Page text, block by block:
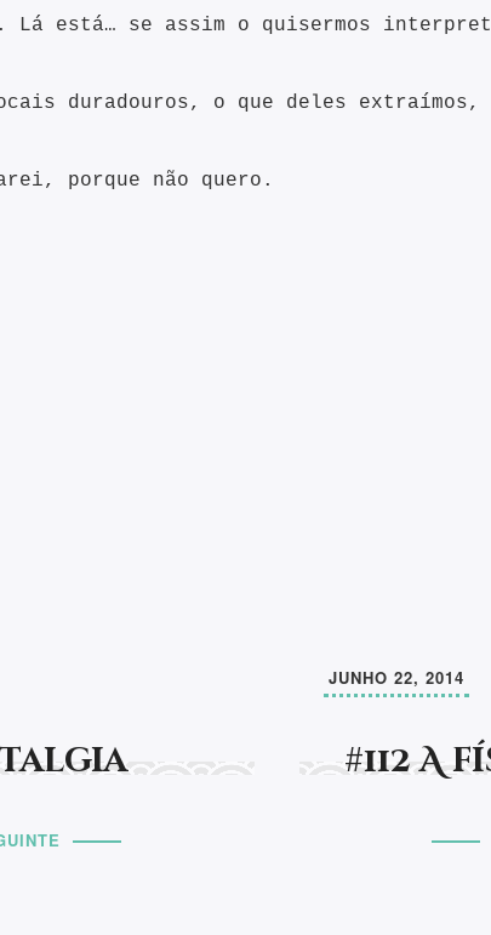
Lá está… se assim o quisermos
duradouros, o que deles extraímos,
porque não quero.
#112
JUNHO 22, 2014